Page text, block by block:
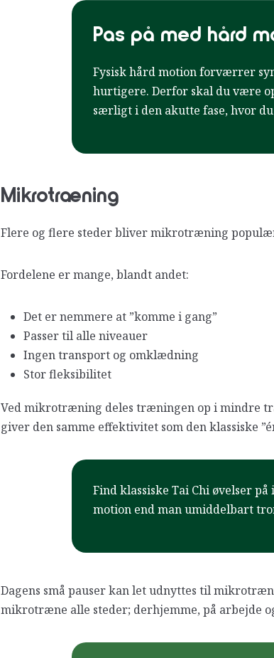
Pas på med hård
Fysisk hård motion forværrer
hurtigere. Derfor skal du være
særligt i den akutte fase, hvor
Mikrotræning
Flere og flere steder bliver mikrotræning
Fordelene er mange, blandt andet:
Det er nemmere at ”komme i gang”
Passer til alle niveauer
Ingen transport og omklædning
Stor fleksibilitet
Ved mikrotræning deles træningen op i mindre
giver den samme effektivitet som den klassiske
Find klassiske Tai Chi øvelser
motion end man umiddelbart
Dagens små pauser kan let udnyttes til
mikrotræne alle steder; derhjemme, på arbejde